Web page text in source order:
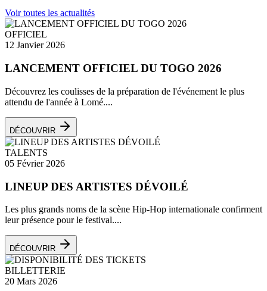
Voir toutes les actualités
OFFICIEL
12 Janvier 2026
LANCEMENT OFFICIEL DU TOGO 2026
Découvrez les coulisses de la préparation de l'événement le plus
attendu de l'année à Lomé....
DÉCOUVRIR
TALENTS
05 Février 2026
LINEUP DES ARTISTES DÉVOILÉ
Les plus grands noms de la scène Hip-Hop internationale confirment
leur présence pour le festival....
DÉCOUVRIR
BILLETTERIE
20 Mars 2026